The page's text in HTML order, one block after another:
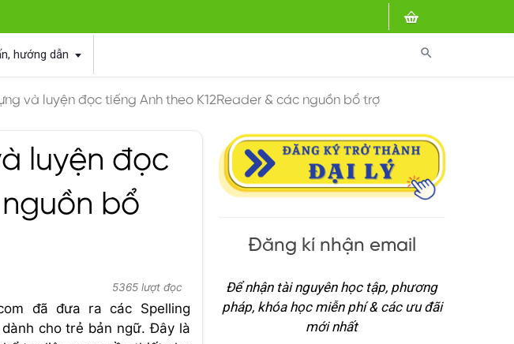
search
hướng dẫn
và luyện đọc tiếng Anh theo K12Reader & các nguồn bổ trợ
luyện đọc
bổ
5365 lượt đọc
đã đưa ra các Spelling
cho trẻ bản ngữ. Đây là
Đăng kí nhận email
Để nhận tài nguyên học tập, phương
pháp, khóa học miễn phí & các ưu đãi
mới nhất